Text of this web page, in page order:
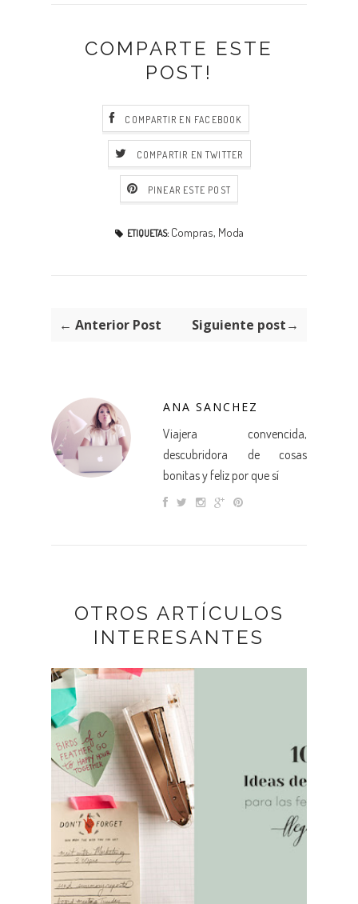
COMPARTE ESTE
POST!
COMPARTIR EN FACEBOOK
COMPARTIR EN TWITTER
PINEAR ESTE POST
ETIQUETAS: Compras, Moda
← Anterior Post Siguiente post→
ANA SANCHEZ
Viajera convencida,
descubridora de cosas
bonitas y feliz por que sí
OTROS ARTÍCULOS
INTERESANTES